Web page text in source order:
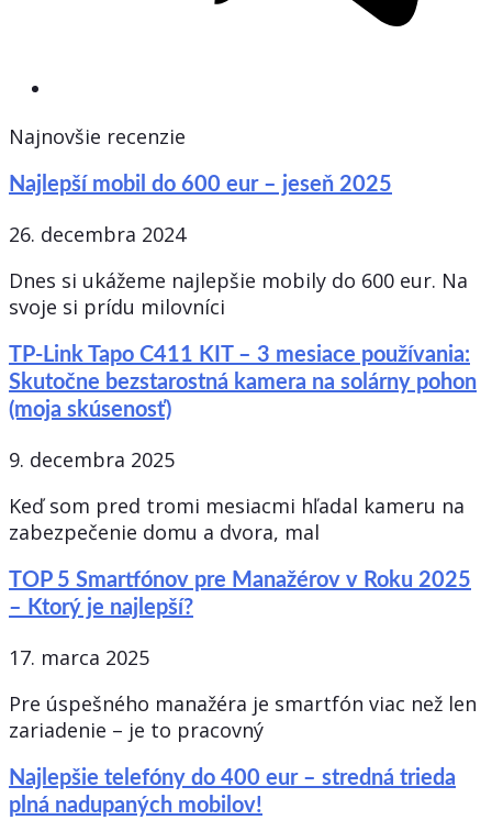
Najnovšie recenzie
Najlepší mobil do 600 eur – jeseň 2025
26. decembra 2024
Dnes si ukážeme najlepšie mobily do 600 eur. Na
svoje si prídu milovníci
TP-Link Tapo C411 KIT – 3 mesiace používania:
Skutočne bezstarostná kamera na solárny pohon
(moja skúsenosť)
9. decembra 2025
Keď som pred tromi mesiacmi hľadal kameru na
zabezpečenie domu a dvora, mal
TOP 5 Smartfónov pre Manažérov v Roku 2025
– Ktorý je najlepší?
17. marca 2025
Pre úspešného manažéra je smartfón viac než len
zariadenie – je to pracovný
Najlepšie telefóny do 400 eur – stredná trieda
plná nadupaných mobilov!